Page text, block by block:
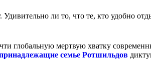
Удивительно ли то, что те, кто удобно
глобальную мертвую хватку
семье Ротшильдов